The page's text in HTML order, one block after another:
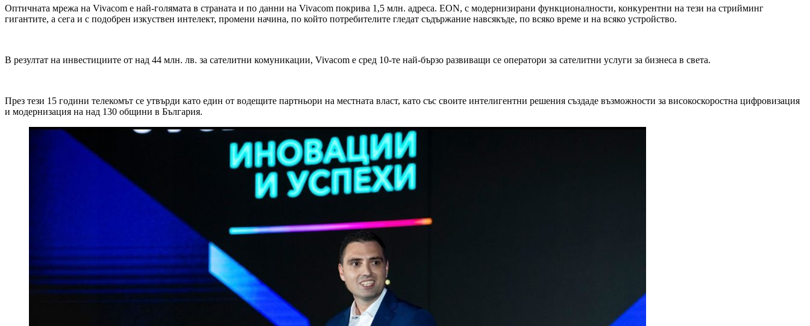
Оптичната мрежа на Vivacom e най-голямата в страната и по данни на Vivacom покрива 1,5 млн. адреса. EON, с модернизирани функционалности, конкурентни на тези на стрийминг
гигантите, а сега и с подобрен изкуствен интелект, промени начина, по който потребителите гледат съдържание навсякъде, по всяко време и на всяко устройство.
В резултат на инвестициите от над 44 млн. лв. за сателитни комуникации, Vivacom е сред 10-те най-бързо развиващи се оператори за сателитни услуги за бизнеса в света.
През тези 15 години телекомът се утвърди като един от водещите партньори на местната власт, като със своите интелигентни решения създаде възможности за високоскоростна цифровизация
и модернизация на над 130 общини в България.